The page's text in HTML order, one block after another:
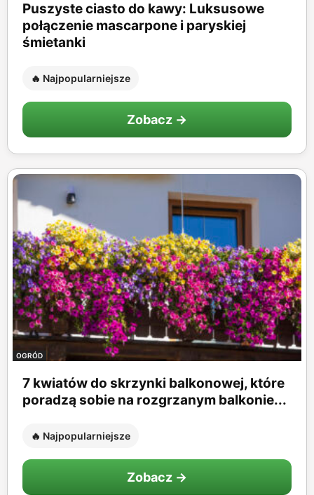
Puszyste ciasto do kawy: Luksusowe
połączenie mascarpone i paryskiej
śmietanki
🔥 Najpopularniejsze
Zobacz →
OGRÓD
7 kwiatów do skrzynki balkonowej, które
poradzą sobie na rozgrzanym balkonie...
🔥 Najpopularniejsze
Zobacz →